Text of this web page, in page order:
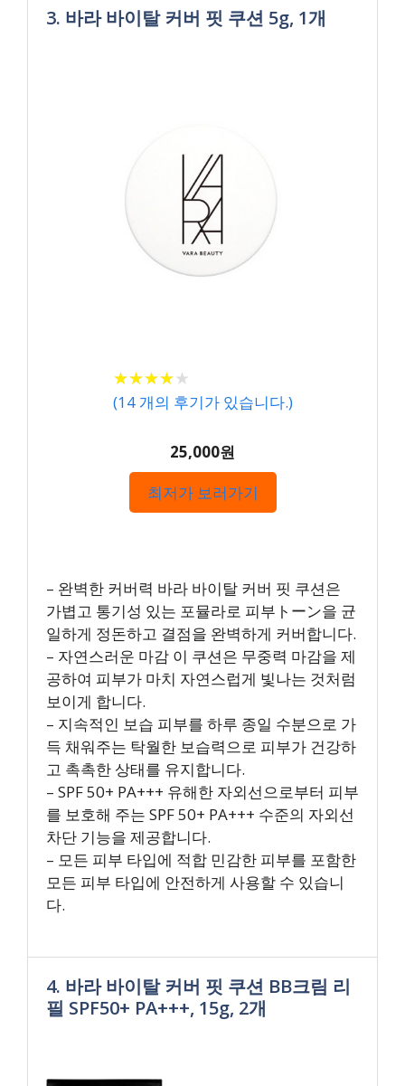
3. 바라 바이탈 커버 핏 쿠션 5g, 1개
★★★★★
★★★★★
(14개의 후기가 있습니다.)
25,000원
최저가 보러가기
– 완벽한 커버력 바라 바이탈 커버 핏 쿠션은
가볍고 통기성 있는 포뮬라로 피부トーン을 균
일하게 정돈하고 결점을 완벽하게 커버합니다.
– 자연스러운 마감 이 쿠션은 무중력 마감을 제
공하여 피부가 마치 자연스럽게 빛나는 것처럼
보이게 합니다.
– 지속적인 보습 피부를 하루 종일 수분으로 가
득 채워주는 탁월한 보습력으로 피부가 건강하
고 촉촉한 상태를 유지합니다.
– SPF 50+ PA+++ 유해한 자외선으로부터 피부
를 보호해 주는 SPF 50+ PA+++ 수준의 자외선
차단 기능을 제공합니다.
– 모든 피부 타입에 적합 민감한 피부를 포함한
모든 피부 타입에 안전하게 사용할 수 있습니
다.
4. 바라 바이탈 커버 핏 쿠션 BB크림 리
필 SPF50+ PA+++, 15g, 2개